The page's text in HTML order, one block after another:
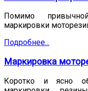
Помимо
маркировки
Подробнее...
Маркировка
Коротко и ясно